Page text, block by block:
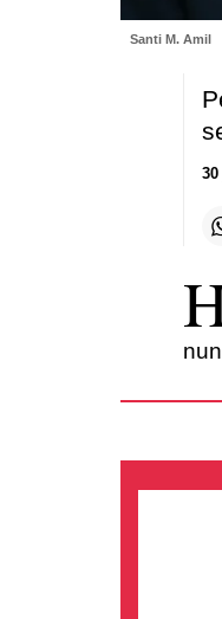
Santi M. Amil